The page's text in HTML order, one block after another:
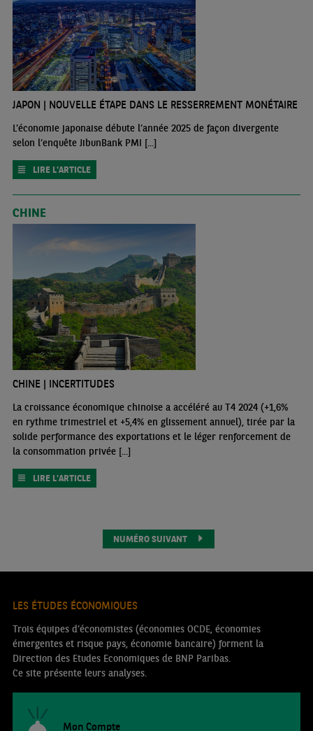
JAPON | NOUVELLE ÉTAPE DANS LE RESSERREMENT MONÉTAIRE
L’économie japonaise débute l’année 2025 de façon divergente
selon l’enquête JibunBank PMI [...]
LIRE L'ARTICLE
CHINE
CHINE | INCERTITUDES
La croissance économique chinoise a accéléré au T4 2024 (+1,6%
en rythme trimestriel et +5,4% en glissement annuel), tirée par la
solide performance des exportations et le léger renforcement de
la consommation privée [...]
LIRE L'ARTICLE
NUMÉRO SUIVANT
LES ÉTUDES ÉCONOMIQUES
Trois équipes d’économistes (économies OCDE, économies
émergentes et risque pays, économie bancaire) forment la
Direction des Etudes Economiques de BNP Paribas.
Ce site présente leurs analyses.
Mon Compte